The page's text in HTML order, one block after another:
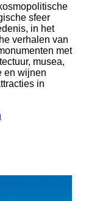
sfeer
in het
verhalen van
met
musea,
en wijnen
in